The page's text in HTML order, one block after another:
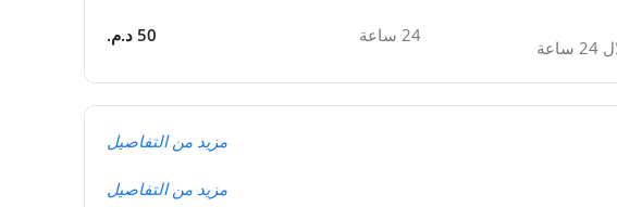
24 ساعة 50 د.م.
مزيد من التفاصيل
مزيد من التفاصيل